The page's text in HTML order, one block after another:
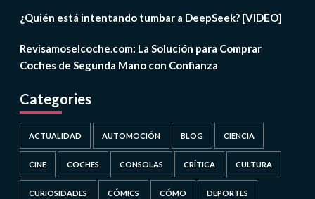
¿Quién está intentando tumbar a DeepSeek? [VIDEO]
Revisamoselcoche.com: La Solución para Comprar
Coches de Segunda Mano con Confianza
Categories
ACTUALIDAD AUTOMOCIÓN BLOG CIENCIA
CINE COCHES CONSOLAS CRÍTICA CULTURA
CURIOSIDADES CÓMICS CÓMO DEPORTES